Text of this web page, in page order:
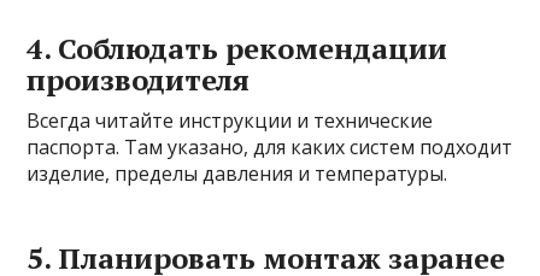
4. Соблюдать рекомендации
производителя
Всегда читайте инструкции и технические
паспорта. Там указано, для каких систем подходит
изделие, пределы давления и температуры.
5. Планировать монтаж заранее